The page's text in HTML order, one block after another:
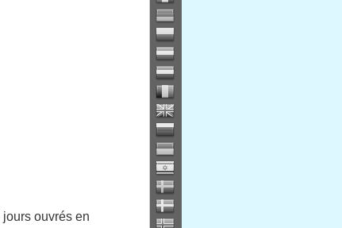
jours ouvrés en